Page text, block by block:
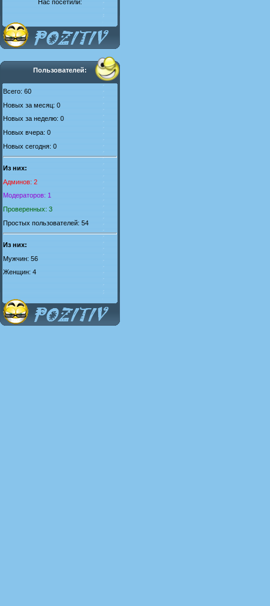
Нас посетили:
Пользователей:
Всего: 60
Новых за месяц: 0
Новых за неделю: 0
Новых вчера: 0
Новых сегодня: 0
Из них:
Админов: 2
Модераторов: 1
Проверенных: 3
Простых пользователей: 54
Из них:
Мужчин: 56
Женщин: 4